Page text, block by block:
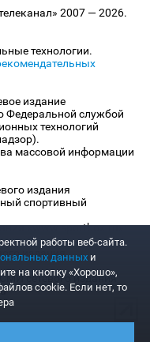
2007 — 2026.
технологии.
издание
Федеральной службой
технологий
массовой информации
издания
спортивный
«www.sportbox.ru»:
издания
сетевого издания
работы веб-сайта.
данных и
на кнопку «Хорошо»,
cookie. Если нет, то